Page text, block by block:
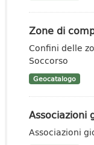
Zone di
Confini delle
Soccorso
Geocatalogo
Associazioni
Associazioni